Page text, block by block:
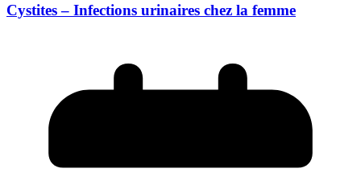
Cystites – Infections urinaires chez la femme